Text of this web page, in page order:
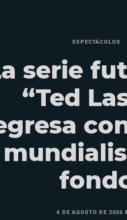
ESPECTÁCULOS
serie
“Ted
4 DE AGOSTO DE 2026